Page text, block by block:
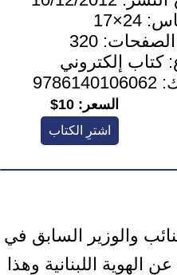
24×17
320
كتاب إلكتروني
9786140106062
السعر: 10$
اشترِ الكتاب
والوزير السابق في
الهوية اللبنانية وهذا